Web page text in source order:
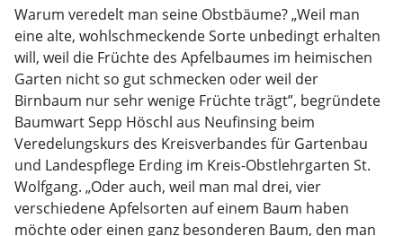
Warum veredelt man seine Obstbäume? „Weil man
eine alte, wohlschmeckende Sorte unbedingt erhalten
will, weil die Früchte des Apfelbaumes im heimischen
Garten nicht so gut schmecken oder weil der
Birnbaum nur sehr wenige Früchte trägt”, begründete
Baumwart Sepp Höschl aus Neufinsing beim
Veredelungskurs des Kreisverbandes für Gartenbau
und Landespflege Erding im Kreis-Obstlehrgarten St.
Wolfgang. „Oder auch, weil man mal drei, vier
verschiedene Apfelsorten auf einem Baum haben
möchte oder einen ganz besonderen Baum, den man